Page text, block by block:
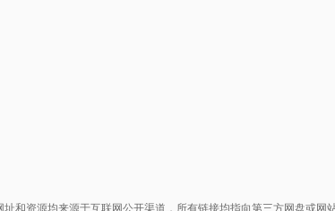
和资源均来源于互联网公开渠道，所有链接均指向第三方网盘或网